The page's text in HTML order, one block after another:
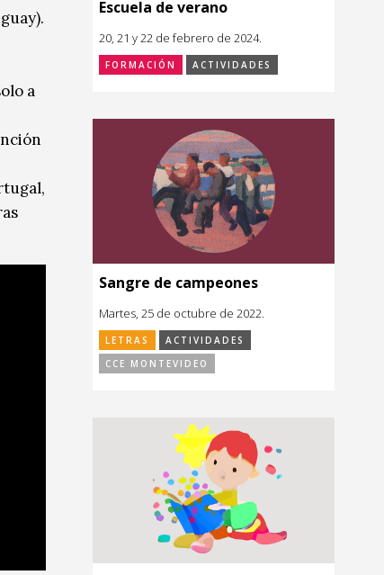
a
Escuela de verano
20, 21 y 22 de febrero de 2024.
FORMACIÓN ACTIVIDADES
Sangre de campeones
Martes, 25 de octubre de 2022.
LETRAS
ACTIVIDADES
CCE MONTEVIDEO